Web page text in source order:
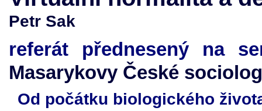
Petr Sak
referát přednesený na
Masarykovy České
Od počátku biologického